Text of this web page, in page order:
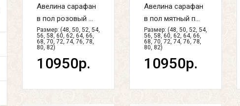
Авелина сарафан
в пол розовый ...
Размер: (48, 50, 52, 54,
56, 58, 60, 62, 64, 66,
68, 70, 72, 74, 76, 78,
80, 82)
10950р.
Авелина сарафан
в пол мятный п...
Размер: (48, 50, 52, 54,
56, 58, 60, 62, 64, 66,
68, 70, 72, 74, 76, 78,
80, 82)
10950р.